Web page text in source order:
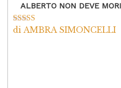
ALBERTO NON DEVE
Valutato5su
di AMBRA SIMONCELLI